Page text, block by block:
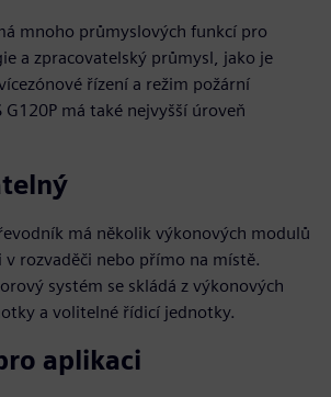
mnoho průmyslových funkcí pro
a zpracovatelský průmysl, jako je
řízení a režim požární
G120P má také nejvyšší úroveň
má několik výkonových modulů
rozvaděči nebo přímo na místě.
systém se skládá z výkonových
a volitelné řídicí jednotky.
aplikaci